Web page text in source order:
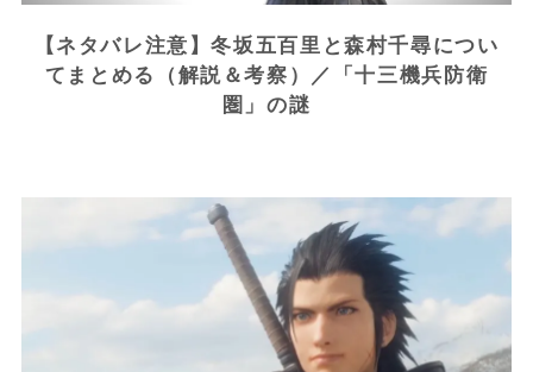
【ネタバレ注意】冬坂五百里と森村千尋につい
てまとめる（解説＆考察）／「十三機兵防衛
圏」の謎